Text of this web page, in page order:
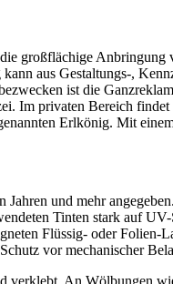
großflächige Anbringung
aus Gestaltungs-,
ist die
Im privaten Bereich
Erlkönig. Mit
und mehr
Tinten stark auf
Flüssig- oder Folien-
vor mechanischer
An Wölbungen